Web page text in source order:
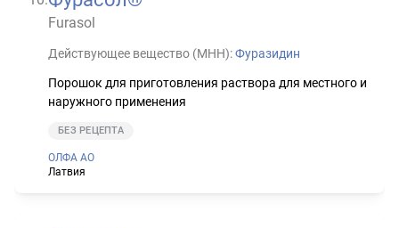
Furasol
Действующее вещество (МНН):Фуразидин
Порошок для приготовления раствора для местного и
наружного применения
БЕЗ РЕЦЕПТА
ОЛФА АО
Латвия